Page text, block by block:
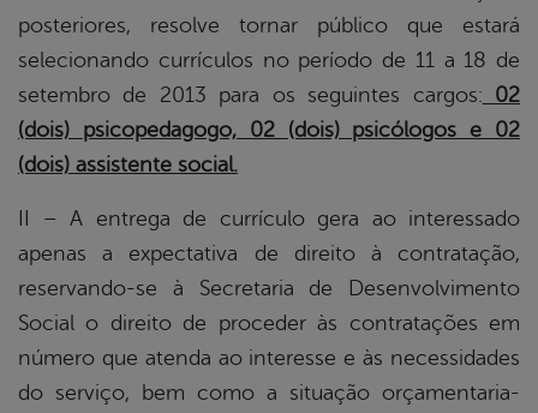
posteriores, resolve tornar público que estará
selecionando currículos no período de 11 a 18 de
setembro de 2013 para os seguintes cargos: 02
(dois) psicopedagogo, 02 (dois) psicólogos e 02
(dois) assistente social.
II – A entrega de currículo gera ao interessado
apenas a expectativa de direito à contratação,
reservando-se à Secretaria de Desenvolvimento
Social o direito de proceder às contratações em
número que atenda ao interesse e às necessidades
do serviço, bem como a situação orçamentaria-